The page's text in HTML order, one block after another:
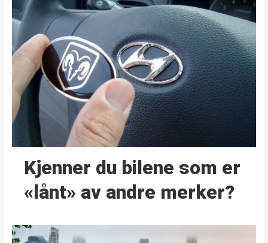
Kjenner du bilene som er
«lånt» av andre merker?